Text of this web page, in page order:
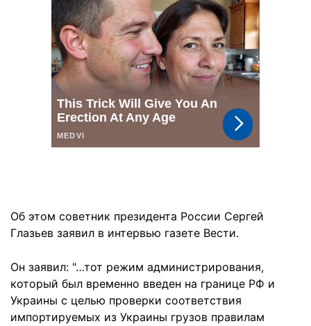
Об этом советник президента России Сергей
Глазьев заявил в интервью газете Вести.
Он заявил: "…тот режим администрирования,
который был временно введен на границе РФ и
Украины с целью проверки соответствия
импортируемых из Украины грузов правилам